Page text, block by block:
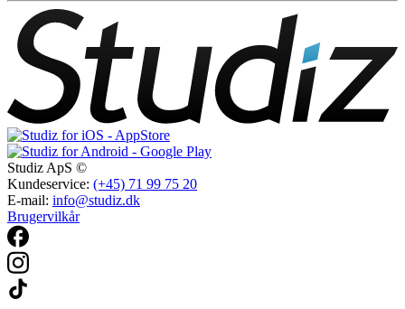
Studiz ApS ©
Kundeservice: (+45) 71 99 75 20
E-mail: info@studiz.dk
Brugervilkår